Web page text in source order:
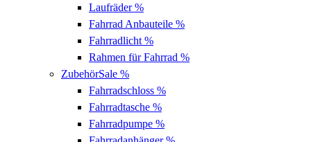
Laufräder%
Fahrrad Anbauteile %
Fahrradlicht %
Rahmen für Fahrrad %
ZubehörSale %
Fahrradschloss %
Fahrradtasche %
Fahrradpumpe %